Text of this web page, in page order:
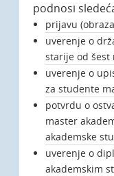
podnosi
prijavu
uverenje o
starije od šest
uverenje o
za studente
potvrdu o
master
akademske
uverenje o
akademskim